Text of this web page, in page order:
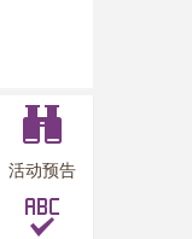
活动预告